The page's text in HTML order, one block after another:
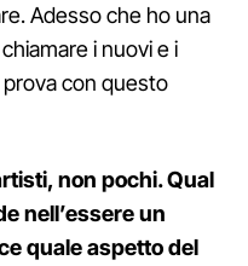
Adesso che ho una
i nuovi e i
con questo
non pochi. Qual
nell’essere un
quale aspetto del